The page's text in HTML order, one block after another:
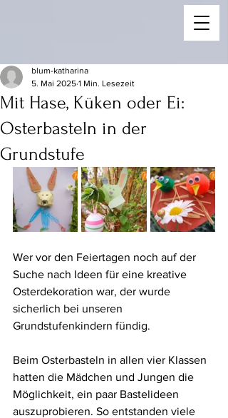
Mit Hase, Küken oder Ei:
Osterbasteln in der
Grundstufe
blum-katharina
5. Mai 2025 1 Min. Lesezeit
Wer vor den Feiertagen noch auf der
Suche nach Ideen für eine kreative
Osterdekoration war, der wurde
sicherlich bei unseren
Grundstufenkindern fündig.
Beim Osterbasteln in allen vier Klassen
hatten die Mädchen und Jungen die
Möglichkeit, ein paar Bastelideen
auszuprobieren. So entstanden viele